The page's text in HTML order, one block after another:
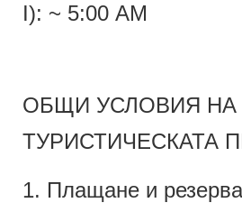
I): ~ 5:00 AM
ОБЩИ УСЛОВИЯ НА
ТУРИСТИЧЕСКАТА
1. Плащане и